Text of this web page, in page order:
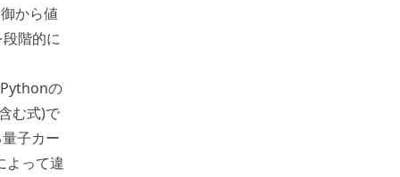
から値
階的に
の
む式)で
子カー
よって違